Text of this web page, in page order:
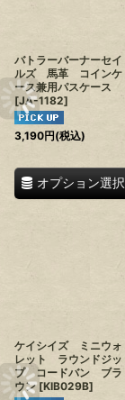
バトラーバーナーセイ
ルズ 馬革 コインケ
ース兼用パスケース
[JA-1182]
3,190円(税込)
オプション選択
ケイシイズ ミニウォ
レット ラウンドジッ
プ コードバン ブラ
ウン [KIB029B]